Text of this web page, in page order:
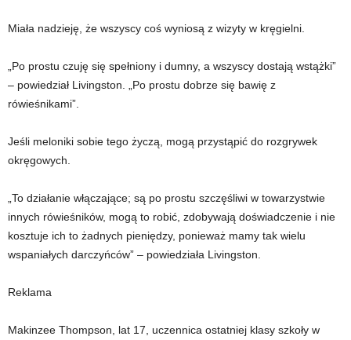
Miała nadzieję, że wszyscy coś wyniosą z wizyty w kręgielni.
„Po prostu czuję się spełniony i dumny, a wszyscy dostają wstążki”
– powiedział Livingston. „Po prostu dobrze się bawię z
rówieśnikami”.
Jeśli meloniki sobie tego życzą, mogą przystąpić do rozgrywek
okręgowych.
„To działanie włączające; są po prostu szczęśliwi w towarzystwie
innych rówieśników, mogą to robić, zdobywają doświadczenie i nie
kosztuje ich to żadnych pieniędzy, ponieważ mamy tak wielu
wspaniałych darczyńców” – powiedziała Livingston.
Reklama
Makinzee Thompson, lat 17, uczennica ostatniej klasy szkoły w